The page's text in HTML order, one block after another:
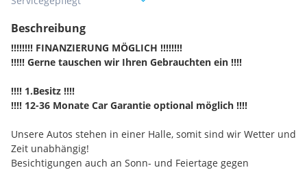
Beschreibung
!!!!!!!! FINANZIERUNG MÖGLICH !!!!!!!!
!!!!! Gerne tauschen wir Ihren Gebrauchten ein !!!!
!!!! 1.Besitz !!!!
!!!! 12-36 Monate Car Garantie optional möglich !!!!
Unsere Autos stehen in einer Halle, somit sind wir Wetter und
Zeit unabhängig!
Besichtigungen auch an Sonn- und Feiertage gegen